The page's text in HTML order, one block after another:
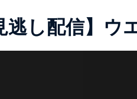
逃し配信】